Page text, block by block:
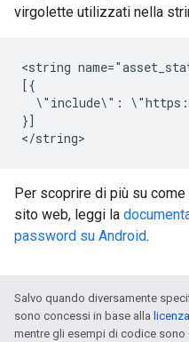
virgolette utilizzati nella
<string
[{
\"include\":
}]
Per scoprire di più su
sito web, leggi la
password su Android.
Salvo quando diversamente
sono concessi in base alla
mentre gli esempi di codice sono